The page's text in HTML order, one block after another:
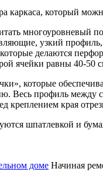
каркаса, который
многоуровневый
узкий
делаются
ячейки равны 40-
которые
Весь профиль
креплением края
шпатлевкой и
доме Начиная